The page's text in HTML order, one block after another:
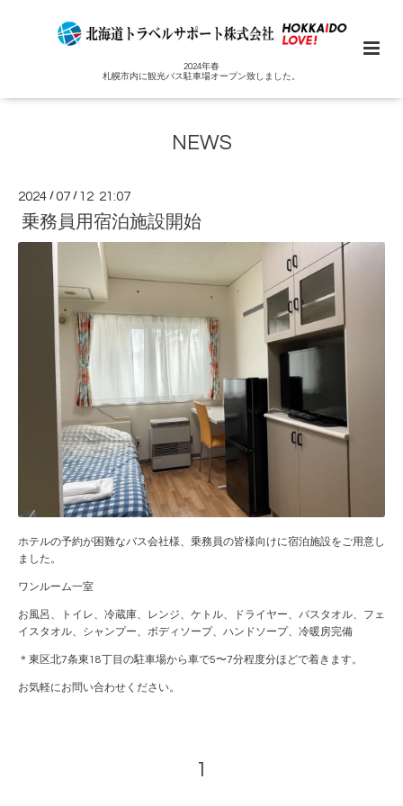
2024年春
札幌市内に観光バス駐車場オープン致しました。
NEWS
2024 /07 / 12 21:07
乗務員用宿泊施設開始
ホテルの予約が困難なバス会社様、乗務員の皆様向けに宿泊施設をご用意し
ました。
ワンルーム一室
お風呂、トイレ、冷蔵庫、レンジ、ケトル、ドライヤー、バスタオル、フェ
イスタオル、シャンプー、ボディソープ、ハンドソープ、冷暖房完備
＊東区北7条東18丁目の駐車場から車で5〜7分程度分ほどで着きます。
お気軽にお問い合わせください。
1